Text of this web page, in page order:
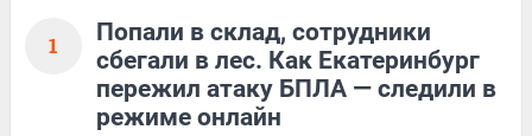
1
Попали в склад, сотрудники
сбегали в лес. Как Екатеринбург
пережил атаку БПЛА — следили в
режиме онлайн